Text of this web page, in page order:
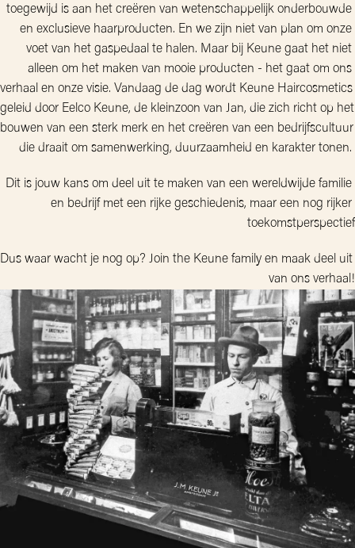
toegewijd is aan het creëren van wetenschappelijk onderbouwde
en exclusieve haarproducten. En we zijn niet van plan om onze
voet van het gaspedaal te halen. Maar bij Keune gaat het niet
alleen om het maken van mooie producten - het gaat om ons
verhaal en onze visie. Vandaag de dag wordt Keune Haircosmetics
geleid door Eelco Keune, de kleinzoon van Jan, die zich richt op het
bouwen van een sterk merk en het creëren van een bedrijfscultuur
die draait om samenwerking, duurzaamheid en karakter tonen.
Dit is jouw kans om deel uit te maken van een wereldwijde familie
en bedrijf met een rijke geschiedenis, maar een nog rijker
toekomstperspectief
Dus waar wacht je nog op? Join the Keune family en maak deel uit
van ons verhaal!